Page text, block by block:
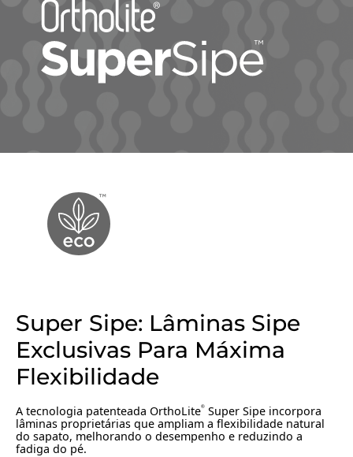
Super Sipe: Lâminas Sipe
Exclusivas Para Máxima
Flexibilidade
A tecnologia patenteada OrthoLite® Super Sipe incorpora
lâminas proprietárias que ampliam a flexibilidade natural
do sapato, melhorando o desempenho e reduzindo a
fadiga do pé.